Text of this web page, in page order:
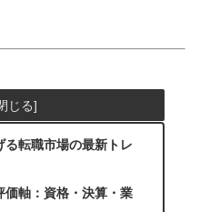
転職市場の最新トレ
価軸：資格・決算・業